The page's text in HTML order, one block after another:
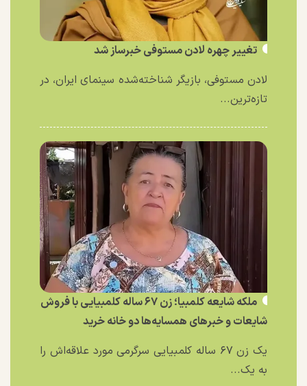
تغییر چهره لادن مستوفی خبرساز شد
لادن مستوفی، بازیگر شناخته‌شده سینمای ایران، در
تازه‌ترین...
ملکه شایعه کلمبیا؛ زن ۶۷ ساله کلمبیایی با فروش
شایعات و خبر‌های همسایه‌ها دو خانه خرید
یک زن ۶۷ ساله کلمبیایی سرگرمی مورد علاقه‌اش را
به یک...